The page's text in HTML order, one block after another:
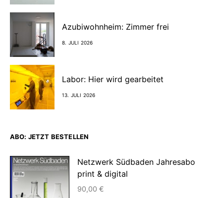
Azubiwohnheim: Zimmer frei
8. JULI 2026
Labor: Hier wird gearbeitet
13. JULI 2026
ABO: JETZT BESTELLEN
Netzwerk Südbaden Jahresabo
print & digital
90,00 €